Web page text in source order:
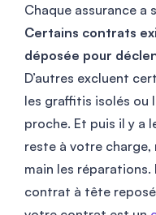
Chaque assurance a
Certains contrats
déposée pour
D’autres excluent
les graffitis isolés ou
proche. Et puis il y a
reste à votre charge,
main les réparations.
contrat à tête